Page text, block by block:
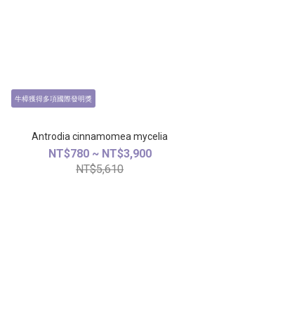
牛樟獲得多項國際發明獎
Antrodia cinnamomea mycelia
NT$780 ~ NT$3,900
NT$5,610